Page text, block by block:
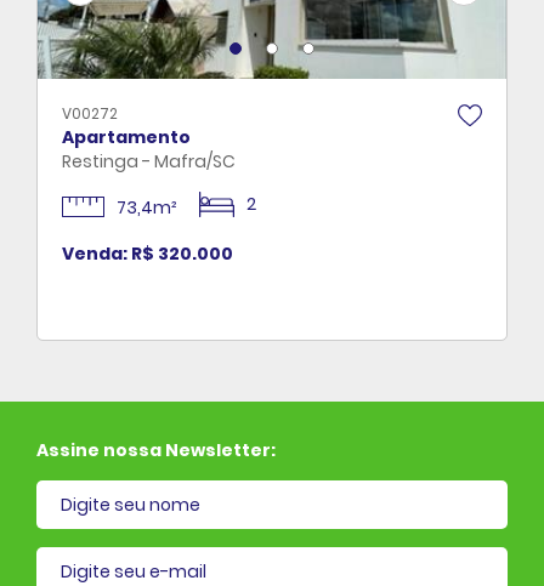
V00272
Apartamento
Restinga - Mafra/SC
73,4m²
2
Venda: R$ 320.000
Assine nossa Newsletter:
cadastrado